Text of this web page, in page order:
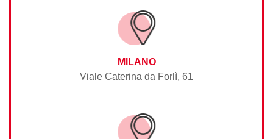
MILANO
Viale Caterina da Forlì, 61